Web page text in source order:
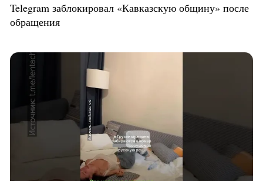
Telegram заблокировал «Кавказскую общину» после
обращения